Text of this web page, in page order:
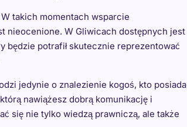
takich momentach wsparcie
nieocenione. W Gliwicach dostępnych jest
będzie potrafił skutecznie reprezentować
jedynie o znalezienie kogoś, kto posiada
nawiążesz dobrą komunikację i
się nie tylko wiedzą prawniczą, ale także